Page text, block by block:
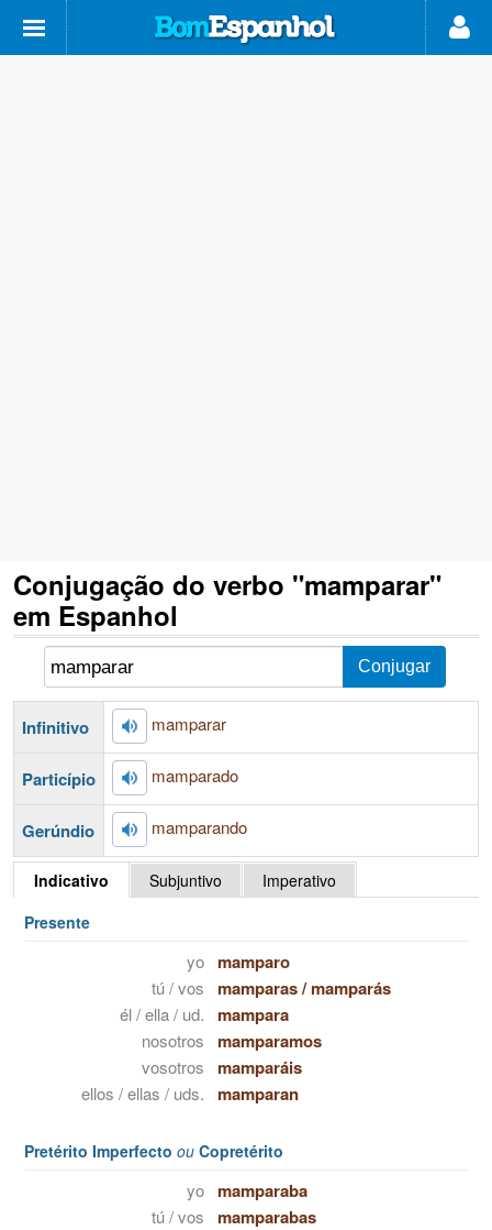
Conjugação do verbo "mamparar"
em Espanhol
Infinitivo mamparar
Particípio mamparado
Gerúndio mamparando
Indicativo Subjuntivo
Imperativo
Presente
yo mamparo
tú / vos mamparas/mamparás
él / ella / ud. mampara
nosotros mamparamos
vosotros mamparáis
ellos / ellas / uds. mamparan
Pretérito Imperfecto ou Copretérito
yo mamparaba
tú / vos mamparabas